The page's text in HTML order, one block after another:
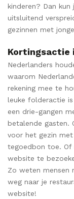
kinderen? Dan
uitsluitend
gezinnen met
Kortingsactie
Nederlanders
waarom
rekening mee te
leuke folderactie
een drie-gangen
betalende gasten.
voor het gezin met
tegoedbon toe. Of
website te
Zo weten mensen
weg naar je
website!